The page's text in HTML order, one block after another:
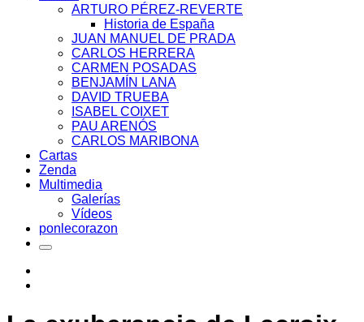
ARTURO PÉREZ-REVERTE
Historia de España
JUAN MANUEL DE PRADA
CARLOS HERRERA
CARMEN POSADAS
BENJAMÍN LANA
DAVID TRUEBA
ISABEL COIXET
PAU ARENÓS
CARLOS MARIBONA
Cartas
Zenda
Multimedia
Galerías
Vídeos
ponlecorazon